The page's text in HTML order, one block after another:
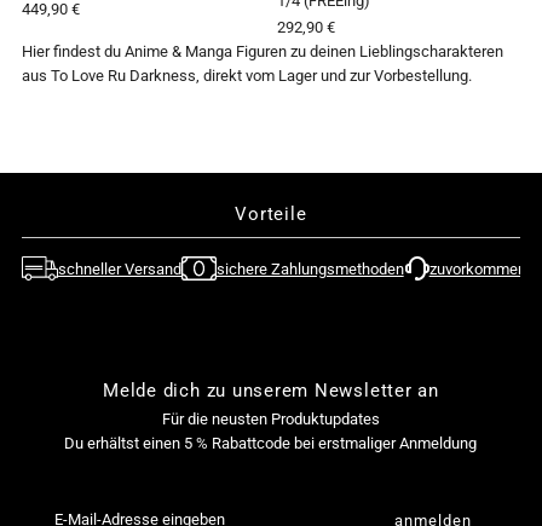
449,90 €
292,90 €
Hier findest du Anime & Manga Figuren zu deinen Lieblingscharakteren
aus To Love Ru Darkness, direkt vom Lager und zur Vorbestellung.
Vorteile
schneller Versand sichere Zahlungsmethoden
Melde dich zu unserem Newsletter an
Für die neusten Produktupdates
Du erhältst einen 5 % Rabattcode bei erstmaliger Anmeldung